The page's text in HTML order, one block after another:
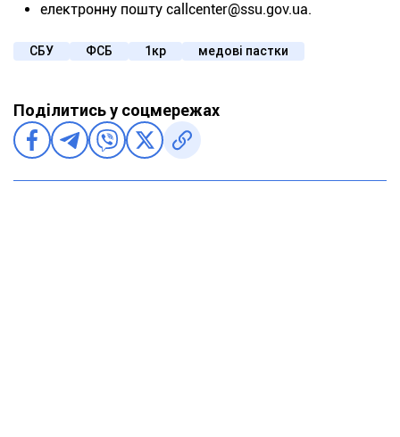
електронну пошту callcenter@ssu.gov.ua.
СБУ ФСБ 1кр медові пастки
Поділитись у соцмережах